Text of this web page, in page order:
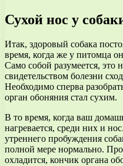
Сухой нос у
Итак, здоровый собака
время, когда же у питомца
Само собой разумеется, это
свидетельством болезни
Необходимо сперва
орган обоняния стал сухим.
В то время, когда ваш
нагревается, среди них и
утреннего пробуждения
полной мере нормально.
охладится, кончик органа